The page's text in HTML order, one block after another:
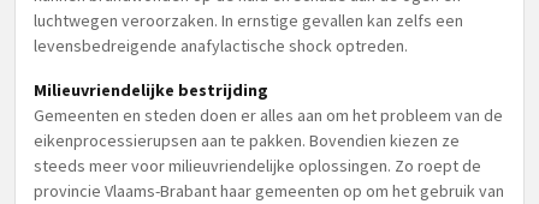
luchtwegen veroorzaken. In ernstige gevallen kan zelfs een
levensbedreigende anafylactische shock optreden.
Milieuvriendelijke bestrijding
Gemeenten en steden doen er alles aan om het probleem van de
eikenprocessierupsen aan te pakken. Bovendien kiezen ze
steeds meer voor milieuvriendelijke oplossingen. Zo roept de
provincie Vlaams-Brabant haar gemeenten op om het gebruik van